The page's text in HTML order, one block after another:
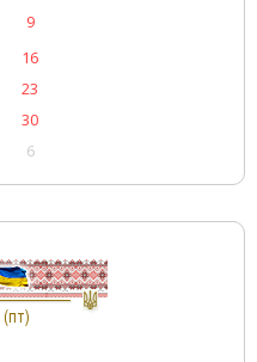
9
16
23
30
6